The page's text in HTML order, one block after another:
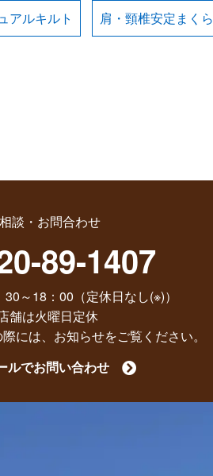
アルキルト 肩・頸椎安定まくら
談・お問合わせ
89-1407
～18：00（定休日なし(※)）
舗は火曜日定休
には、お知らせをご覧ください。
ルでお問い合わせ